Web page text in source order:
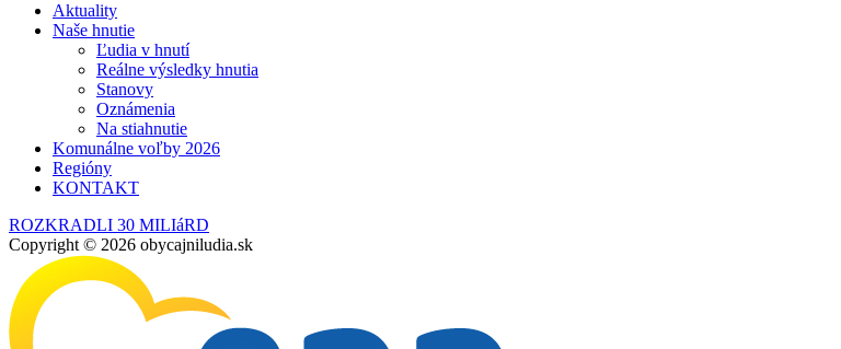
Aktuality
Naše hnutie
Ľudia v hnutí
Reálne výsledky hnutia
Stanovy
Oznámenia
Na stiahnutie
Komunálne voľby 2026
Regióny
KONTAKT
ROZKRADLI 30 MILIáRD
Copyright © 2026 obycajniludia.sk